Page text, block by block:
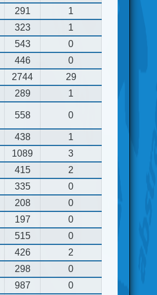
291
1
323
1
543
0
446
0
2744
29
289 1
558 0
438
1
1089
3
415
2
335
0
208
0
197
0
515
0
426
2
298
0
987
0